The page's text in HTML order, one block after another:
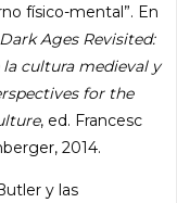
físico-mental”. En
Ages Revisited:
la cultura medieval y
for the
, ed. Francesc
2014.
y las